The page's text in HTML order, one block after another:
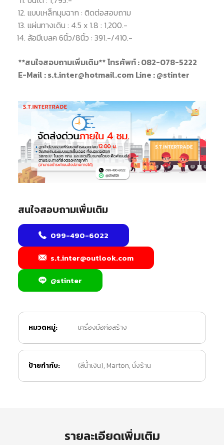
แบบเหล็กมุมฉาก : ติดต่อสอบถาม
แผ่นทางเดิน : 4.5 x 1.8 : 1,200.-
ล้อมีเบลค 6นิ้ว/8นิ้ว : 391.-/410.-
**สนใจสอบถามเพิ่มเติม**โทรศัพท์ : 082-078-5222
E-Mail : s.t.inter@hotmail.com Line : @stinter
สนใจสอบถามเพิ่มเติม
099-490-6022
s.t.inter@outlook.com
@stinter
หมวดหมู่: เครื่องมือก่อสร้าง
ป้ายกำกับ: (สีน้ำเงิน), Marton, นั่งร้าน
รายละเอียดเพิ่มเติม